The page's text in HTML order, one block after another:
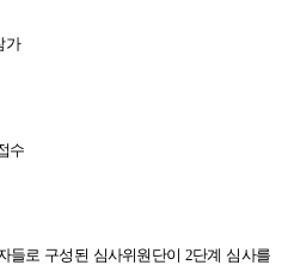
가
수
들로 구성된 심사위원단이 2단계 심사를